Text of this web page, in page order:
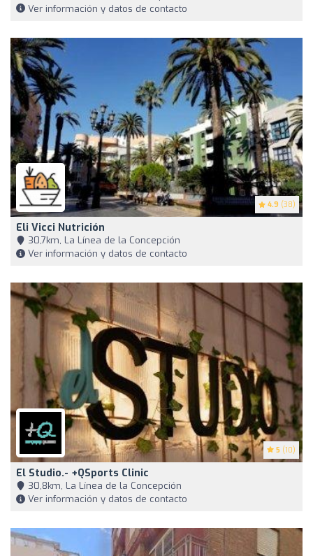
Ver información y datos de contacto
4.9 (38)
Eli Vicci Nutrición
30,7km, La Línea de la Concepción
Ver información y datos de contacto
5 (10)
El Studio.- +QSports Clinic
30,8km, La Línea de la Concepción
Ver información y datos de contacto